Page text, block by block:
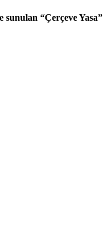
sunulan “Çerçeve Yasa”